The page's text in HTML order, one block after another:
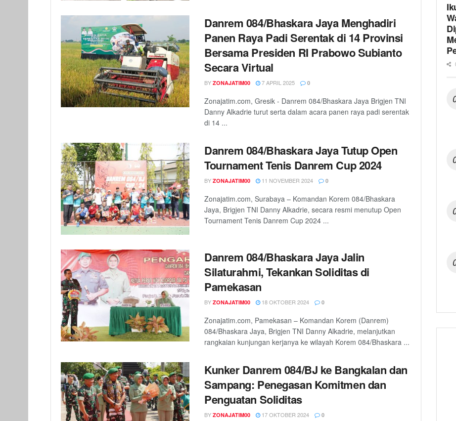
Danrem 084/Bhaskara Jaya Menghadiri
Panen Raya Padi Serentak di 14 Provinsi
Bersama Presiden RI Prabowo Subianto
Secara Virtual
BY ZONAJATIM00 7 APRIL 2025 0
Zonajatim.com, Gresik - Danrem 084/Bhaskara Jaya Brigjen TNI
Danny Alkadrie turut serta dalam acara panen raya padi serentak
di 14 ...
Danrem 084/Bhaskara Jaya Tutup Open
Tournament Tenis Danrem Cup 2024
BY ZONAJATIM00 11 NOVEMBER 2024 0
Zonajatim.com, Surabaya – Komandan Korem 084/Bhaskara
Jaya, Brigjen TNI Danny Alkadrie, secara resmi menutup Open
Tournament Tenis Danrem Cup 2024 ...
Danrem 084/Bhaskara Jaya Jalin
Silaturahmi, Tekankan Soliditas di
Pamekasan
BY ZONAJATIM00 18 OKTOBER 2024 0
Zonajatim.com, Pamekasan – Komandan Korem (Danrem)
084/Bhaskara Jaya, Brigjen TNI Danny Alkadrie, melanjutkan
rangkaian kunjungan kerjanya ke wilayah Korem 084/Bhaskara ...
Kunker Danrem 084/BJ ke Bangkalan dan
Sampang: Penegasan Komitmen dan
Penguatan Soliditas
BY ZONAJATIM00 17 OKTOBER 2024 0